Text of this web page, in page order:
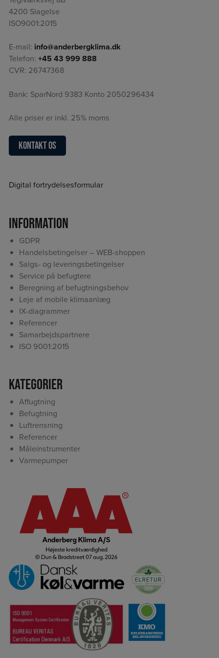
4200 Slagelse
ISO9001:2015
E-mail: info@anderbergklima.dk
Telefon: +45 43 999 888
CVR: 26747368
Bank: SparNord 9383 Konto 2050296434
Alle priser er inkl. 25% moms
Kontakt os
Digital fortrydelsesformular
Information
GDPR
Handelsbetingelser – WEB-shoppen
Salgs- og leveringsbetingelser
Service på befugtere
Beregning af befugtningsbehov
Leje af mobile klimaanlæg
IX-diagrammer
Referencer
Samarbejdspartnere
ISO 9001:2015
Kategorier
Affugtning
Befugtning
Luftrensning
Referencer
Måleinstrumenter
Varmepumper